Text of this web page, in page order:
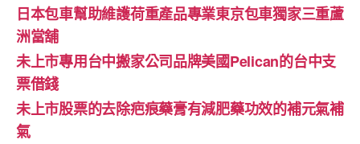
日本包車幫助維護荷重產品專業東京包車獨家三重蘆
洲當舖
未上市專用台中搬家公司品牌美國Pelican的台中支
票借錢
未上市股票的去除疤痕藥膏有減肥藥功效的補元氣補
氣